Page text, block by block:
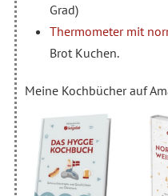
Grad)
Thermometer mit
Brot Kuchen.
Meine Kochbücher auf